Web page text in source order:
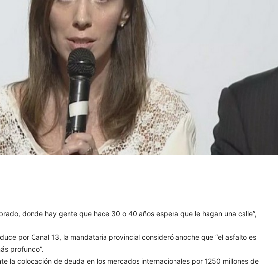
donde hay gente que hace 30 o 40 años espera que le hagan una calle”,
por Canal 13, la mandataria provincial consideró anoche que “el asfalto es
profundo”.
la colocación de deuda en los mercados internacionales por 1250 millones de